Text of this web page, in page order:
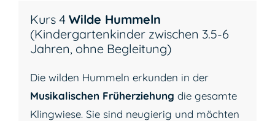
Kurs 4 Wilde Hummeln
(Kindergartenkinder zwischen 3.5-6
Jahren, ohne Begleitung)
Die wilden Hummeln erkunden in der
Musikalischen Früherziehung die gesamte
Klingwiese. Sie sind neugierig und möchten